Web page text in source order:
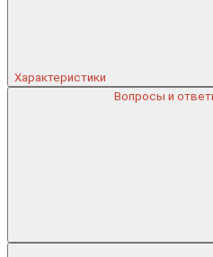
Характеристики
Вопросы и